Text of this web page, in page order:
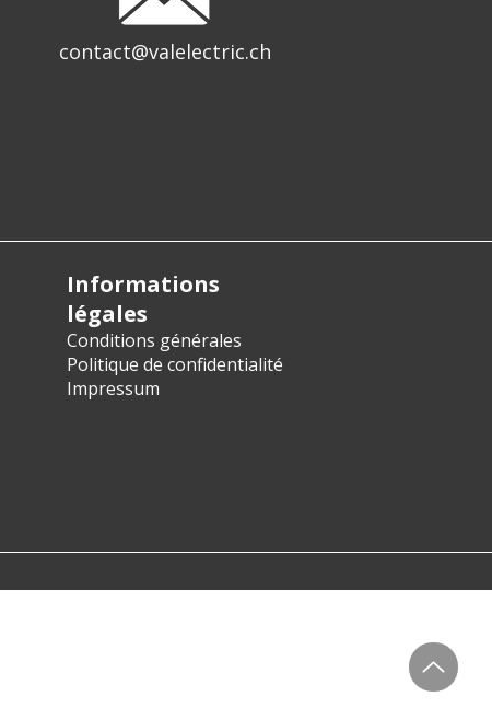
contact@valelectric.ch
Informations
légales
Conditions générales
Politique de confidentialité
Impressum